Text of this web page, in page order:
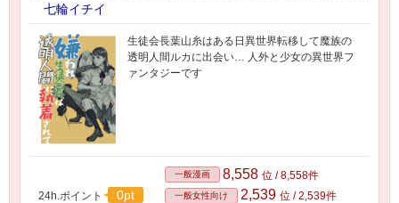
七輪イチイ
生徒会長葉山糸はある日異世界転移して魔族の
透明人間ルカに出会い… 人外と少女の異世界フ
ァンタジーです
24h.ポイント 0pt
一般漫画 8,558 位 / 8,558件
一般女性向け 2,539 位 / 2,539件